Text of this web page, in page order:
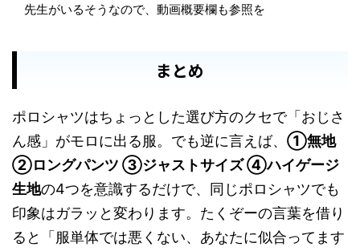
先生がいるそうなので、動画概要欄も参照を
まとめ
ポロシャツはちょっとした選び方のクセで「おじさ
ん感」がモロに出る服。でも逆に言えば、 ①無地
②ロングパンツ ③ジャストサイズ ④ハイゲージ
生地の4つを意識するだけで、同じポロシャツでも
印象はガラッと変わります。たくぞーの言葉を借り
ると「服単体では悪くない、あなたに似合ってます